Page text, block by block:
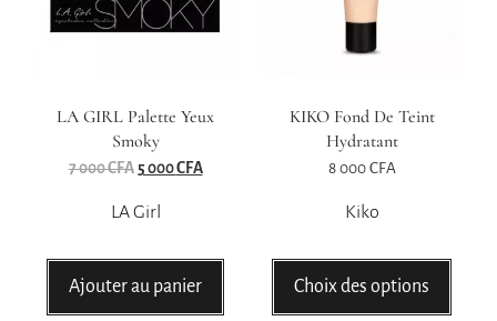
LA GIRL Palette Yeux
Smoky
7 000CFA 5 000CFA
LA Girl
Ajouter au panier
KIKO Fond De Teint
Hydratant
8 000 CFA
Kiko
Choix des options